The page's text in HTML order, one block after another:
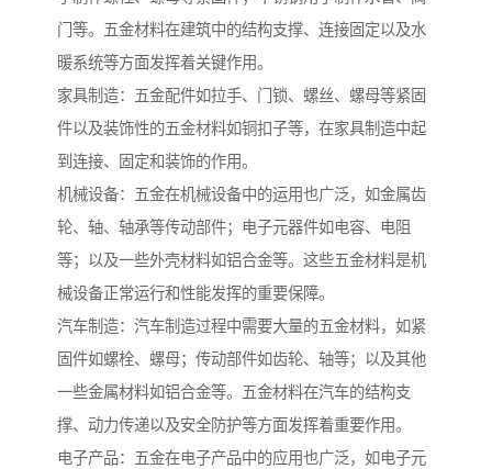
门等。五金材料在建筑中的结构支撑、连接固定以及水
暖系统等方面发挥着关键作用。
家具制造：五金配件如拉手、门锁、螺丝、螺母等紧固
件以及装饰性的五金材料如铜扣子等，在家具制造中起
到连接、固定和装饰的作用。
机械设备：五金在机械设备中的运用也广泛，如金属齿
轮、轴、轴承等传动部件；电子元器件如电容、电阻
等；以及一些外壳材料如铝合金等。这些五金材料是机
械设备正常运行和性能发挥的重要保障。
汽车制造：汽车制造过程中需要大量的五金材料，如紧
固件如螺栓、螺母；传动部件如齿轮、轴等；以及其他
一些金属材料如铝合金等。五金材料在汽车的结构支
撑、动力传递以及安全防护等方面发挥着重要作用。
电子产品：五金在电子产品中的应用也广泛，如电子元